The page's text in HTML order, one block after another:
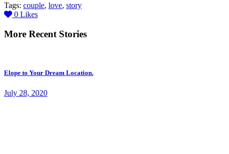
Tags: couple, love, story
0 Likes
More Recent Stories
Elope to Your Dream Location.
July 28, 2020